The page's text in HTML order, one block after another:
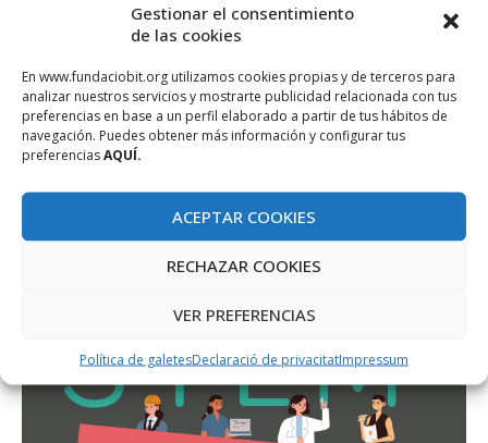
Gestionar el consentimiento
de las cookies
En www.fundaciobit.org utilizamos cookies propias y de terceros para
analizar nuestros servicios y mostrarte publicidad relacionada con tus
preferencias en base a un perfil elaborado a partir de tus hábitos de
navegación. Puedes obtener más información y configurar tus
preferenciasAQUÍ.
ACEPTAR COOKIES
RECHAZAR COOKIES
VER PREFERENCIAS
Política de galetesDeclaració de privacitatImpressum